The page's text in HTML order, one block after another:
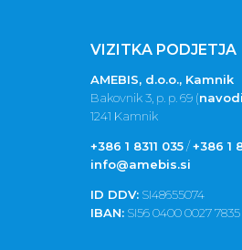
VIZITKA PODJETJA
AMEBIS, d.o.o., Kamnik
Bakovnik 3, p. p. 69 (
1241 Kamnik
+386 1 8311 035/+386 1
info@amebis.si
ID DDV: SI48655074
IBAN: SI56 0400 0027 7835